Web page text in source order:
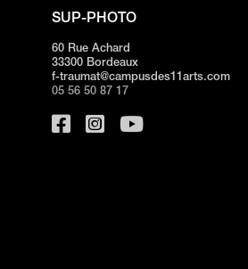
SUP-PHOTO
60 Rue Achard
33300 Bordeaux
f-traumat@campusdes11arts.com
05 56 50 87 17